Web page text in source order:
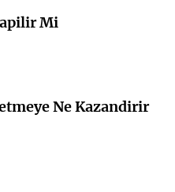
Mi
Ne Kazandirir